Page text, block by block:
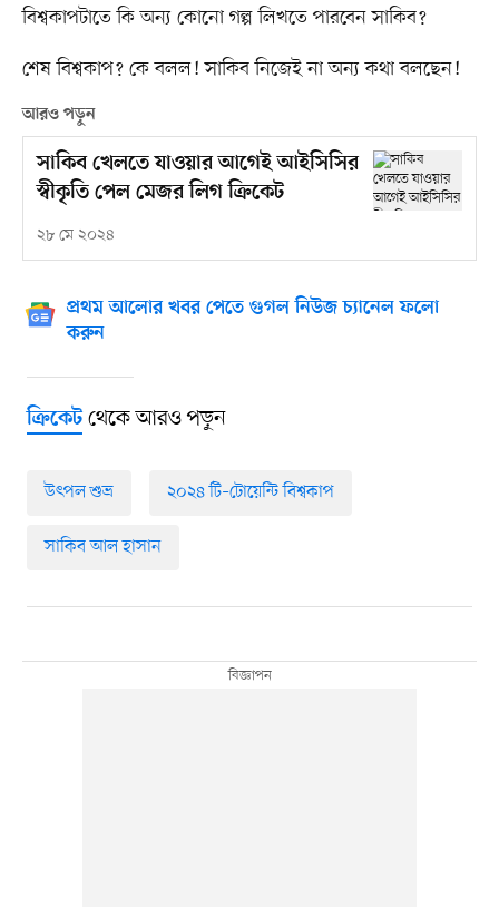
বিশ্বকাপটাতে কি অন্য কোনো গল্প লিখতে পারবেন সাকিব?
শেষ বিশ্বকাপ? কে বলল! সাকিব নিজেই না অন্য কথা বলছেন!
আরও পড়ুন
সাকিব খেলতে যাওয়ার আগেই আইসিসির
স্বীকৃতি পেল মেজর লিগ ক্রিকেট
২৮ মে ২০২৪
প্রথম আলোর খবর পেতে গুগল নিউজ চ্যানেল ফলো
করুন
ক্রিকেটথেকে আরও পড়ুন
উৎপল শুভ্র ২০২৪ টি–টোয়েন্টি বিশ্বকাপ
সাকিব আল হাসান